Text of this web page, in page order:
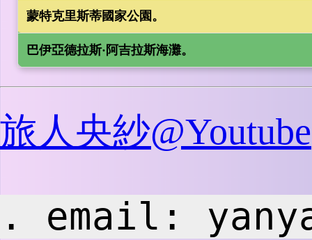
蒙特克里斯蒂國家公園。
巴伊亞德拉斯·阿吉拉斯海灘。
旅人央紗@Youtube
. email: